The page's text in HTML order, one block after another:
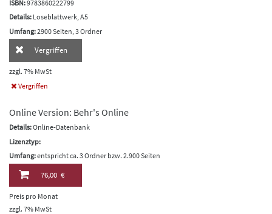
ISBN:9783860222799
Details: Loseblattwerk, A5
Umfang:2900 Seiten, 3 Ordner
Vergriffen
zzgl. 7% MwSt
Vergriffen
Online Version: Behr's Online
Details:Online-Datenbank
Lizenztyp:
Umfang:entspricht ca. 3 Ordner bzw. 2.900 Seiten
76,00 €
Preis pro Monat
zzgl. 7% MwSt